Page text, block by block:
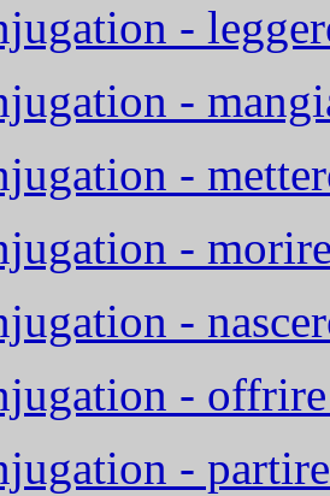
-
-
-
-
-
-
-